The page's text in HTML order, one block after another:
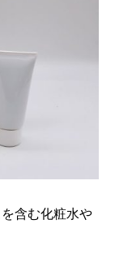
含む化粧水や